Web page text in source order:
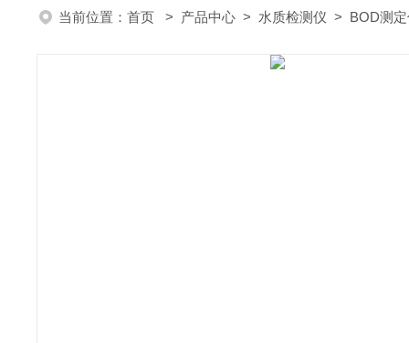
当前位置： 首页 > 产品中心 > 水质检测仪 > BOD测